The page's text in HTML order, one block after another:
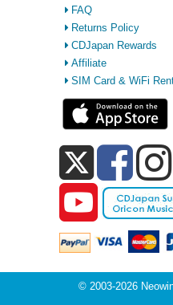
FAQ
Returns Policy
CDJapan Rewards
Affiliate
SIM Card & WiFi
© 2003-2026